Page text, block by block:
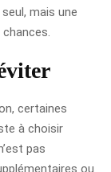
mais une
certaines
à choisir
pas
ou